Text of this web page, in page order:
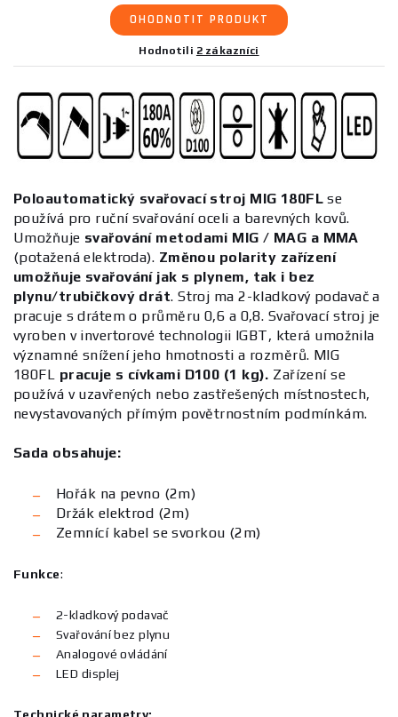
OHODNOTIT PRODUKT
Hodnotili 2 zákazníci
Poloautomatický svařovací stroj MIG 180FL se
používá pro ruční svařování oceli a barevných kovů.
Umožňuje svařování metodami MIG / MAG a MMA
(potažená elektroda). Změnou polarity zařízení
umožňuje svařování jak s plynem, tak i bez
plynu/trubičkový drát. Stroj ma 2-kladkový podavač a
pracuje s drátem o průměru 0,6 a 0,8. Svařovací stroj je
vyroben v invertorové technologii IGBT, která umožnila
významné snížení jeho hmotnosti a rozměrů. MIG
180FL pracuje s cívkami D100 (1 kg). Zařízení se
používá v uzavřených nebo zastřešených místnostech,
nevystavovaných přímým povětrnostním podmínkám.
Sada obsahuje:
Hořák na pevno (2m)
Držák elektrod (2m)
Zemnící kabel se svorkou (2m)
Funkce:
2-kladkový podavač
Svařování bez plynu
Analogové ovládání
LED displej